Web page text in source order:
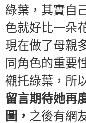
綠葉，其實自
色就好比一朵
現在做了母親
同角色的重要
襯托綠葉，所
留言期待她再
圖， 之後有網